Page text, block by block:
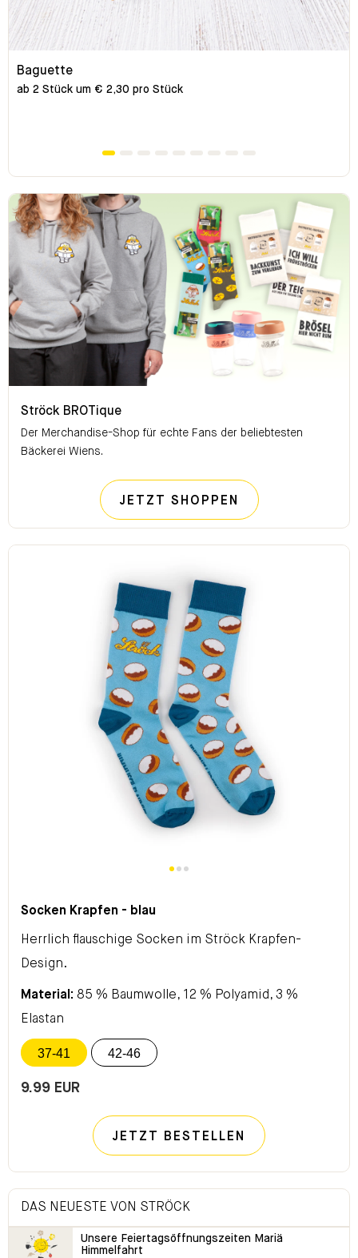
Baguette
ab 2 Stück um € 2,30 pro Stück
Ströck BROTique
Der Merchandise-Shop für echte Fans der beliebtesten
Bäckerei Wiens.
JETZT SHOPPEN STRÖCK
Socken Krapfen - blau
Herrlich flauschige Socken im Ströck Krapfen-
Design.
Material: 85 % Baumwolle, 12 % Polyamid, 3 %
Elastan
37-41 42-46
9.99 EUR
JETZT BESTELLEN
DAS NEUESTE VON STRÖCK
Unsere Feiertagsöffnungszeiten Mariä
Himmelfahrt